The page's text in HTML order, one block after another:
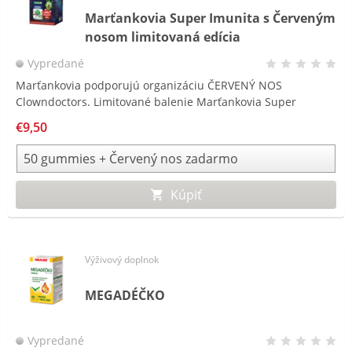
Marťankovia Super Imunita s Červeným
nosom limitovaná edícia
Vypredané
Marťankovia podporujú organizáciu ČERVENÝ NOS
Clowndoctors. Limitované balenie Marťankovia Super
podporu imunity
€9,50
Kúpiť
Výživový doplnok
MEGADÉČKO
Vypredané